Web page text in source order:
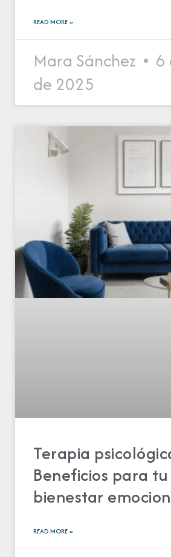
READ MORE »
Mara Sánchez
6
de 2025
Terapia
Beneficios para tu
bienestar
READ MORE »